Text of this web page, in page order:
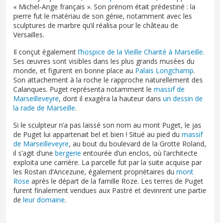
« Michel-Ange français ». Son prénom était prédestiné : la
pierre fut le matériau de son génie, notamment avec les
sculptures de marbre qu’il réalisa pour le château de
Versailles.
Il conçut également l’hospice de la Vieille Charité à Marseille.
Ses œuvres sont visibles dans les plus grands musées du
monde, et figurent en bonne place au Palais Longchamp.
Son attachement à la roche le rapproche naturellement des
Calanques. Puget représenta notamment le massif de
Marseilleveyre, dont il exagéra la hauteur dans un dessin de
la rade de Marseille.
Si le sculpteur n’a pas laissé son nom au mont Puget, le jas
de Puget lui appartenait bel et bien ! Situé au pied du massif
de Marseilleveyre, au bout du boulevard de la Grotte Roland,
il s’agit d’une bergerie entourée d’un enclos, où l’architecte
exploita une carrière. La parcelle fut par la suite acquise par
les Rostan d’Ancezune, également propriétaires du mont
Rose après le départ de la famille Roze. Les terres de Puget
furent finalement vendues aux Pastré et devinrent une partie
de leur domaine.